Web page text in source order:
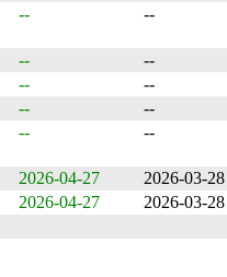
-- --
--
--
--
--
--
--
-- --
2026-04-27
2026-03-28
2026-04-27 2026-03-28